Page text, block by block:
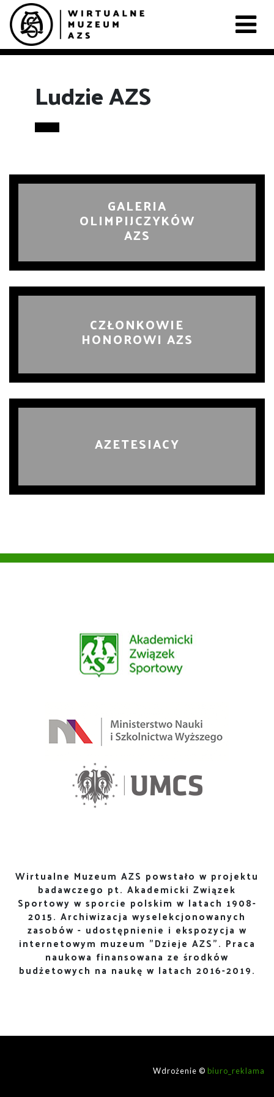
Ludzie AZS
GALERIA
OLIMPIJCZYKÓW
AZS
CZŁONKOWIE
HONOROWI AZS
AZETESIACY
Wirtualne Muzeum AZS powstało w projektu
badawczego pt. Akademicki Związek
Sportowy w sporcie polskim w latach 1908-
2015. Archiwizacja wyselekcjonowanych
zasobów - udostępnienie i ekspozycja w
internetowym muzeum "Dzieje AZS". Praca
naukowa finansowana ze środków
budżetowych na naukę w latach 2016-2019.
Wdrożenie © biuro_reklama